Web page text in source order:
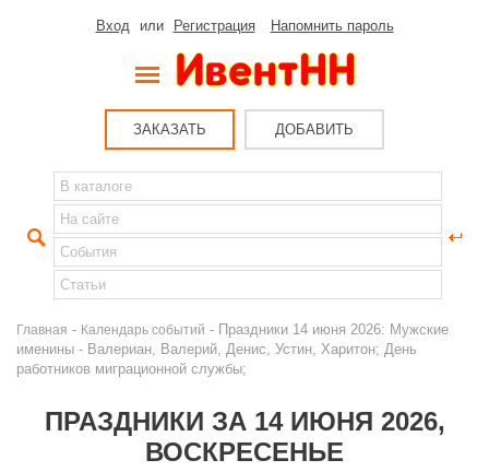
Вход или Регистрация Напомнить пароль
ЗАКАЗАТЬ ДОБАВИТЬ
Главная - Календарь событий - Праздники 14 июня 2026: Мужские
именины - Валериан, Валерий, Денис, Устин, Харитон; День
работников миграционной службы;
ПРАЗДНИКИ ЗА 14 ИЮНЯ 2026,
ВОСКРЕСЕНЬЕ